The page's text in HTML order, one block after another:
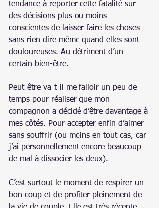
tendance à reporter cette fatalité sur
des décisions plus ou moins
conscientes de laisser faire les choses
sans rien dire même quand elles sont
douloureuses. Au détriment d’un
certain bien-être.
Peut-être va-t-il me falloir un peu de
temps pour réaliser que mon
compagnon a décidé d’être davantage à
mes côtés. Pour accepter enfin d’aimer
sans souffrir (ou moins en tout cas, car
j’ai personnellement encore beaucoup
de mal à dissocier les deux).
C’est surtout le moment de respirer un
bon coup et de profiter pleinement de